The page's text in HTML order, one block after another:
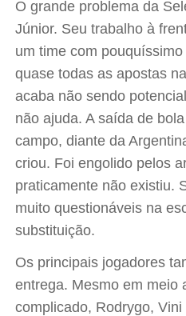
O grande problema da
Júnior. Seu trabalho à
um time com
quase todas as apostas
acaba não sendo
não ajuda. A saída de
campo, diante da
criou. Foi engolido pelos
praticamente não existiu.
muito questionáveis na
substituição.
Os principais jogadores
entrega. Mesmo em meio
complicado, Rodrygo,